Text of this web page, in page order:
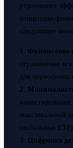
утрачивают
концепции
следующие
1. Финансовое
ограничение
для переоценки
2.
максимальной
глобальные
3. Цифровая